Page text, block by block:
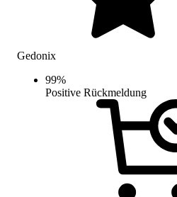
Gedonix
99%
Positive Rückmeldung